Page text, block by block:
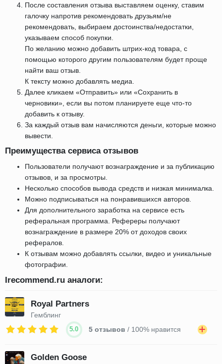
После составления отзыва выставляем оценку, ставим
галочку напротив рекомендовать друзьям/не
рекомендовать, выбираем достоинства/недостатки,
указываем способ покупки.
По желанию можно добавить штрих-код товара, с
помощью которого другим пользователям будет проще
найти ваш отзыв.
К тексту можно добавлять медиа.
Далее кликаем «Отправить» или «Сохранить в
черновики», если вы потом планируете еще что-то
добавить к отзыву.
За каждый отзыв вам начисляются деньги, которые можно
вывести.
Преимущества сервиса отзывов
Пользователи получают вознаграждение и за публикацию
отзывов, и за просмотры.
Несколько способов вывода средств и низкая минималка.
Можно подписываться на понравившихся авторов.
Для дополнительного заработка на сервисе есть
реферальная программа. Рефереры получают
вознаграждение в размере 20% от доходов своих
рефералов.
К отзывам можно добавлять ссылки, видео и уникальные
фотографии.
Irecommend.ru аналоги:
Royal Partners
Гемблинг
5.0 5 отзывов / 100% нравится
Golden Goose